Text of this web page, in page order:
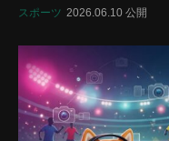
スポーツ 2026.06.10 公開